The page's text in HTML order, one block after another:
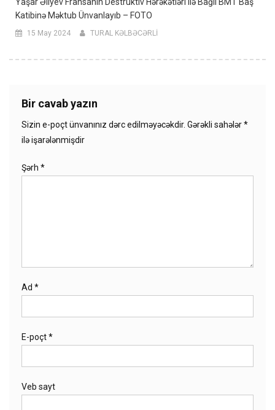
Katibinə Məktub Ünvanlayıb – FOTO
15 May 2024 TURAL KƏLBƏCƏRLİ
Bir cavab yazın
Sizin e-poçt ünvanınız dərc edilməyəcəkdir. Gərəkli sahələr*
ilə işarələnmişdir
Şərh *
Ad *
E-poçt*
Veb sayt